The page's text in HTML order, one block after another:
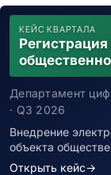
КЕЙС КВАРТАЛА
заболевшим
инфекцией
Департамент
· Q3 2026
Внедрение
объекта
Открыть кейс→